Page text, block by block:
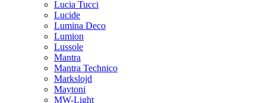
Lucia Tucci
Lucide
Lumina Deco
Lumion
Lussole
Mantra
Mantra Technico
Markslojd
Maytoni
MW-Light